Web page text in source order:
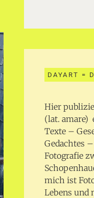
DAYART =
Hier
(lat. amare)
Texte –
Gedachtes
Fotografie
mich ist
Lebens und